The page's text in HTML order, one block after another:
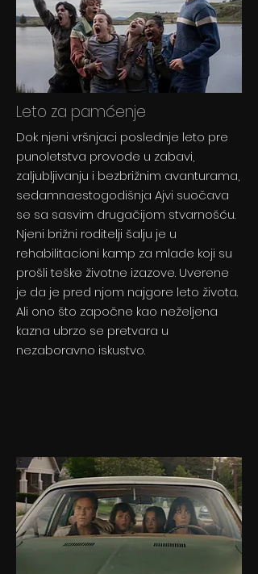
Leto za pamćenje
Dok njeni vršnjaci poslednje leto pre
punoletstva provode u zabavi,
zaljubljivanju i bezbrižnim avanturama,
sedamnaestogodišnja Ajvi suočava
se sa sasvim drugačijom stvarnošću.
Njeni brižni roditelji šalju je u
rehabilitacioni kamp za mlade koji su
prošli teške životne izazove. Uverene
je da je pred njom najgore leto života.
Ali ono što započne kao neželjena
kazna ubrzo se pretvara u
nezaboravno iskustvo.